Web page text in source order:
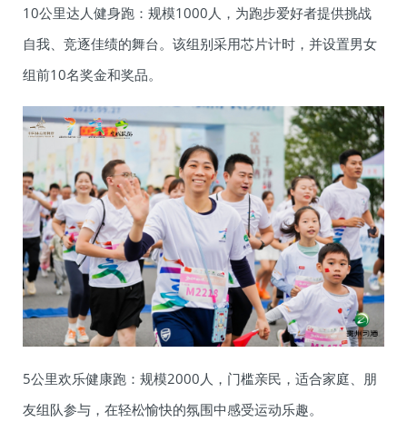
10公里达人健身跑：规模1000人，为跑步爱好者提供挑战
自我、竞逐佳绩的舞台。该组别采用芯片计时，并设置男女
组前10名奖金和奖品。
5公里欢乐健康跑：规模2000人，门槛亲民，适合家庭、朋
友组队参与，在轻松愉快的氛围中感受运动乐趣。